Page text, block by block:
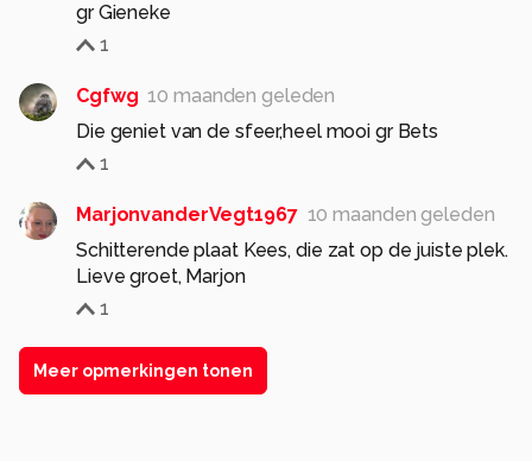
gr Gieneke
1
Cgfwg 10 maanden geleden
Die geniet van de sfeer,heel mooi gr Bets
1
MarjonvanderVegt1967 10 maanden geleden
Schitterende plaat Kees, die zat op de juiste plek.
Lieve groet, Marjon
1
Meer opmerkingen tonen